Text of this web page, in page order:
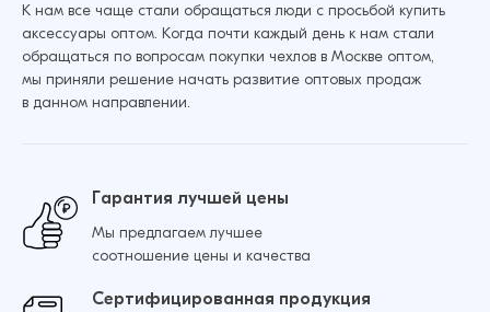
105 ₽
Чехол для iPhone 17 Силикон Без лого
(Оранжевый)
Добавить в корзину
К нам все чаще стали обращаться люди с просьбой купить
аксессуары оптом. Когда почти каждый день к нам стали
обращаться по вопросам покупки чехлов в Москве оптом,
мы приняли решение начать развитие оптовых продаж
в данном направлении.
Гарантия лучшей цены
Мы предлагаем лучшее
соотношение цены и качества
Сертифицированная продукция